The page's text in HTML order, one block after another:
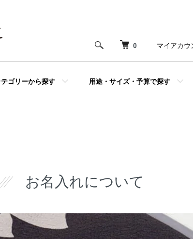
0
ゴリーから探す 用途・サイズ・予算で探す
マイアカウ
お名入れについて